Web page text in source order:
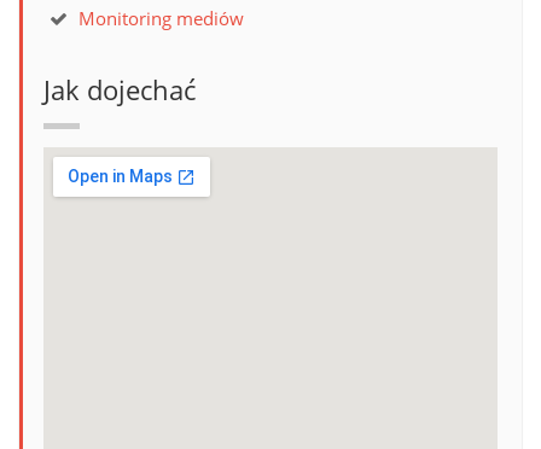
Monitoring mediów
Jak dojechać